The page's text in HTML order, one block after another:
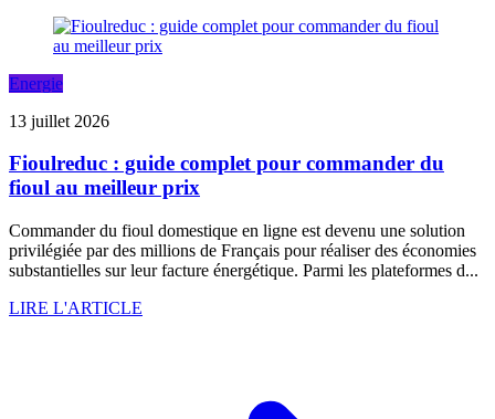
Energie
13 juillet 2026
Fioulreduc : guide complet pour commander du
fioul au meilleur prix
Commander du fioul domestique en ligne est devenu une solution
privilégiée par des millions de Français pour réaliser des économies
substantielles sur leur facture énergétique. Parmi les plateformes d...
LIRE L'ARTICLE